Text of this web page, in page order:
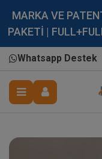
MARKA VE
PAKETİ |
Whatsapp Destek